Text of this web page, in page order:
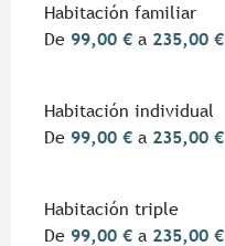
Habitación familiar
De 99,00 € a 235,00 €
Habitación individual
De 99,00 € a 235,00 €
Habitación triple
De 99,00 € a 235,00 €